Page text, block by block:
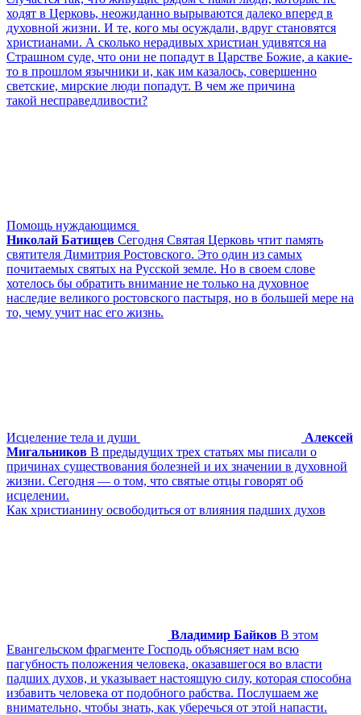
ходят в Церковь, неожиданно вырываются далеко вперед в
духовной жизни. И те, кого мы осуждали, вдруг становятся
христианами. А сколько нерадивых христиан удивятся на
Страшном суде, что они не попадут в Царстве Божие, а какие-
то в прошлом язычники и, как им казалось, совершенно
светские, мирские люди попадут. В чем же причина
такой несправедливости?
Помощь нуждающимся
Николай Батищев Сегодня Святая Церковь чтит память
святителя Димитрия Ростовского. Это один из самых
почитаемых святых на Русской земле. Но в своем слове
хотелось бы обратить внимание не только на духовное
наследие великого ростовского пастыря, но в большей мере на
то, чему учит нас его жизнь.
Исцеление тела и души
Алексей
Мигальников В предыдущих трех статьях мы писали о
причинах существования болезней и их значении в духовной
жизни. Сегодня — о том, что святые отцы говорят об
исцелении.
Как христианину освободиться от влияния падших духов
Владимир Байков В этом
Евангельском фрагменте Господь объясняет нам всю
пагубность положения человека, оказавшегося во власти
падших духов, и указывает настоящую силу, которая способна
избавить человека от подобного рабства. Послушаем же
внимательно, чтобы знать, как уберечься от этой напасти.